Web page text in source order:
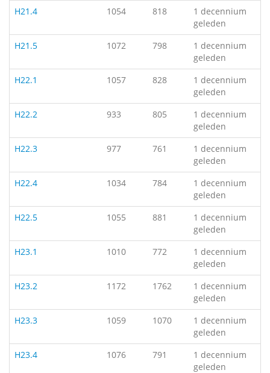
H21.4
1054 818
1 decennium
geleden
H21.5
1072 798
1 decennium
geleden
H22.1
1057 828
1 decennium
geleden
H22.2
933 805
1 decennium
geleden
H22.3
977 761
1 decennium
geleden
H22.4
1034 784
1 decennium
geleden
H22.5
1055 881
1 decennium
geleden
H23.1
1010 772
1 decennium
geleden
H23.2
1172 1762
1 decennium
geleden
H23.3
1059 1070
1 decennium
geleden
H23.4
1076 791
1 decennium
geleden